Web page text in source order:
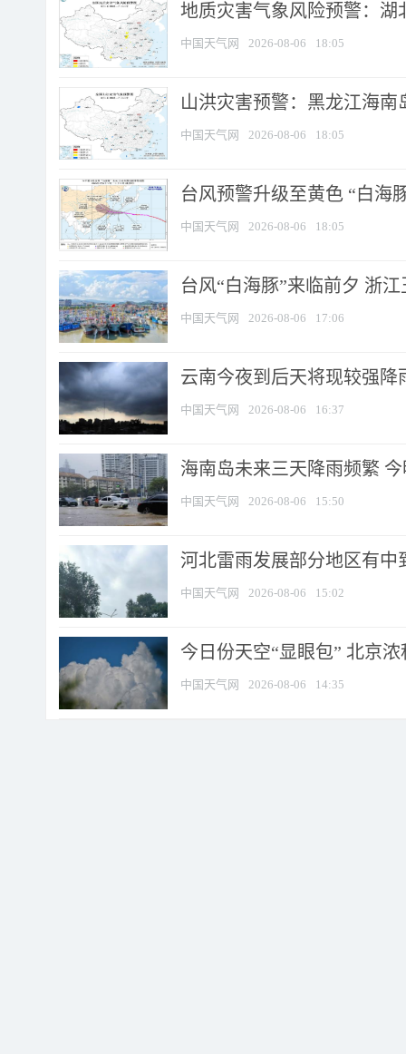
地质灾害气象风险预警：湖
中国天气网 2026-08-06 18:05
山洪灾害预警：黑龙江海
中国天气网 2026-08-06 18:05
台风预警升级至黄色 “白海
中国天气网 2026-08-06 18:05
台风“白海豚”来临前夕 浙
中国天气网 2026-08-06 17:06
云南今夜到后天将现较强降
中国天气网 2026-08-06 16:37
海南岛未来三天降雨频繁
中国天气网 2026-08-06 15:50
河北雷雨发展部分地区有中
中国天气网 2026-08-06 15:02
今日份天空“显眼包” 北京
中国天气网 2026-08-06 14:35